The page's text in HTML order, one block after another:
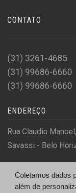
CONTATO
(31) 3261-4685
(31) 99686-6660
(31) 99686-6660
ENDEREÇO
Rua Claudio
Savassi - Belo
© A. E.
Coletamos dados
além de